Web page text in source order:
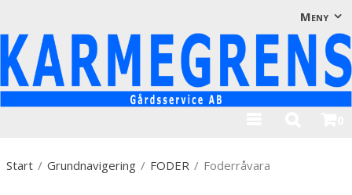
Meny
Start / Grundnavigering / FODER / Foderråvara